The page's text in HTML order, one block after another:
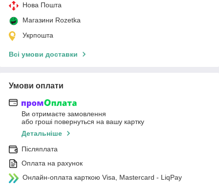
Нова Пошта
Магазини Rozetka
Укрпошта
Всі умови доставки
Умови оплати
Ви отримаєте замовлення
або гроші повернуться на вашу картку
Детальніше
Післяплата
Оплата на рахунок
Онлайн-оплата карткою Visa, Mastercard - LiqPay